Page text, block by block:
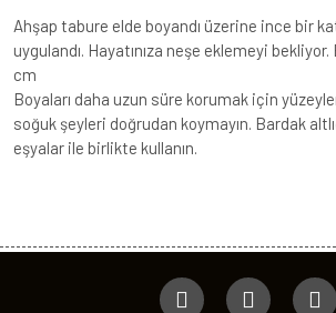
Ahşap tabure elde boyandı üzerine ince bir
uygulandı. Hayatınıza neşe eklemeyi
cm
Boyaları daha uzun süre korumak için
soğuk şeyleri doğrudan koymayın. Bardak
eşyalar ile birlikte kullanın.